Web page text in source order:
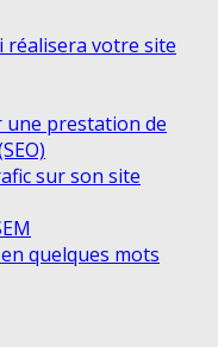
réalisera votre site
prestation de
sur son site
quelques mots